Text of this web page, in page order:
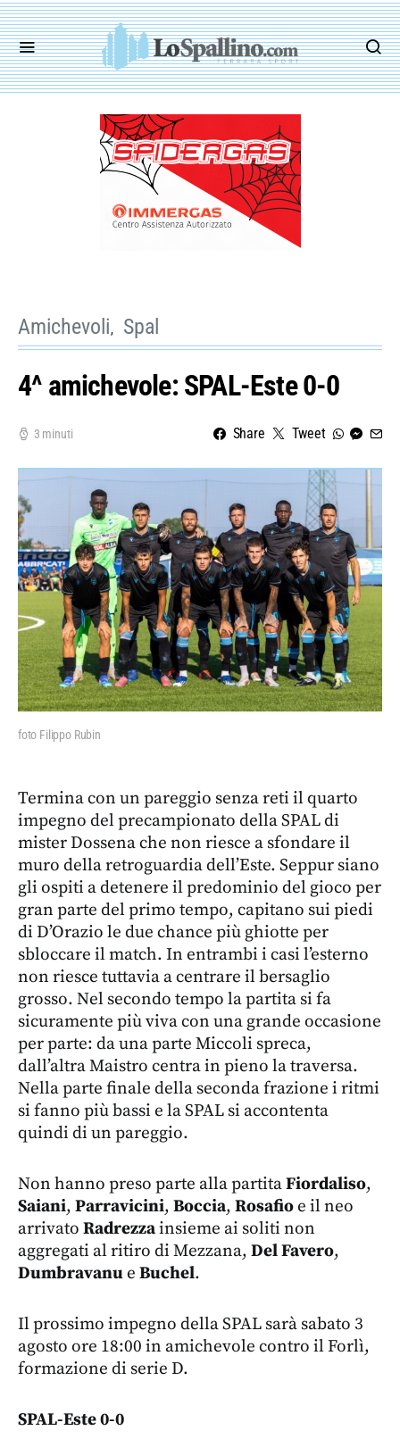
Amichevoli Spal
4^ amichevole: SPAL-Este 0-0
3 minuti Share Tweet
foto Filippo Rubin
Termina con un pareggio senza reti il quarto
impegno del precampionato della SPAL di
mister Dossena che non riesce a sfondare il
muro della retroguardia dell’Este. Seppur siano
gli ospiti a detenere il predominio del gioco per
gran parte del primo tempo, capitano sui piedi
di D’Orazio le due chance più ghiotte per
sbloccare il match. In entrambi i casi l’esterno
non riesce tuttavia a centrare il bersaglio
grosso. Nel secondo tempo la partita si fa
sicuramente più viva con una grande occasione
per parte: da una parte Miccoli spreca,
dall’altra Maistro centra in pieno la traversa.
Nella parte finale della seconda frazione i ritmi
si fanno più bassi e la SPAL si accontenta
quindi di un pareggio.
Non hanno preso parte alla partitaFiordaliso,
Saiani, Parravicini, Boccia, Rosafioe il neo
arrivato Radrezzainsieme ai soliti non
aggregati al ritiro di Mezzana, Del Favero,
Dumbravanue Buchel.
Il prossimo impegno della SPAL sarà sabato 3
agosto ore 18:00 in amichevole contro il Forlì,
formazione di serie D.
SPAL-Este 0-0